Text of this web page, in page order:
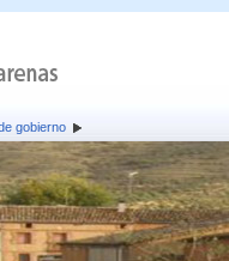
gobierno